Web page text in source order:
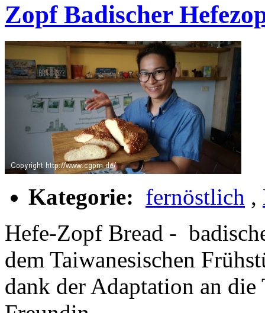
Zopf Badischer
Kategorie: fernöstlich ,
Hefe-Zopf Bread -
dem Taiwanesischen
dank der Adaptation an die